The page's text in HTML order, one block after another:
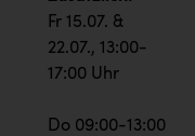
Fr 15.07. &
22.07., 13:00-
17:00 Uhr
Do 09:00-13:00